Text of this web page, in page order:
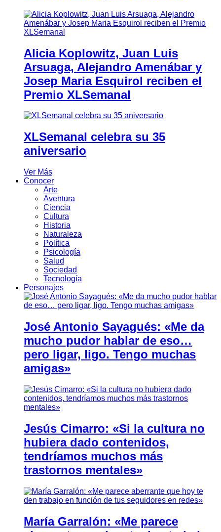
Alicia Koplowitz, Juan Luis
Arsuaga, Alejandro Amenábar y
Josep Maria Esquirol reciben el
Premio XLSemanal
XLSemanal celebra su 35
aniversario
Ver Más
Conocer
Arte
Aventura
Ciencia
Cultura
Historia
Naturaleza
Política
Psicología
Salud
Sociedad
Tecnología
Personajes
José Antonio Sayagués: «Me da
mucho pudor hablar de eso…
pero ligar, ligo. Tengo muchas
amigas»
Jesús Cimarro: «Si la cultura no
hubiera dado contenidos,
tendríamos muchos más
trastornos mentales»
María Garralón: «Me parece